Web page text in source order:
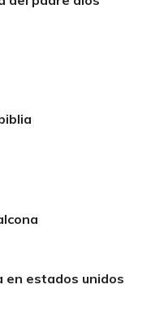
en estados unidos